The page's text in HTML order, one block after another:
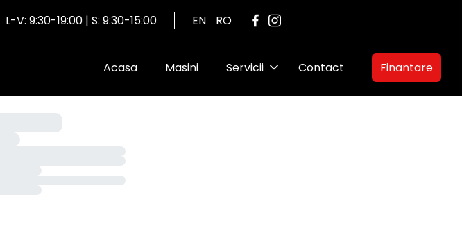
L-V: 9:30-19:00 | S: 9:30-15:00 EN RO
Acasa Masini Servicii Contact Finantare